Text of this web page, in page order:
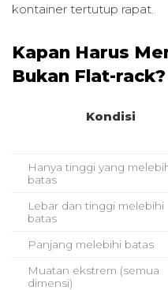
kontainer tertutup rapat.
Kapan Harus
Bukan Flat-rack?
Kondisi
Hanya tinggi yang
batas
Lebar dan tinggi melebihi
batas
Panjang melebihi batas
Muatan ekstrem (semua
dimensi)